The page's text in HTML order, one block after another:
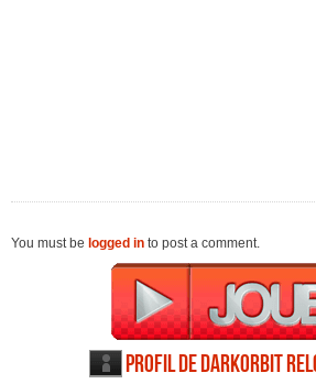
You must be logged in to post a comment.
Profil de DarkOrbit